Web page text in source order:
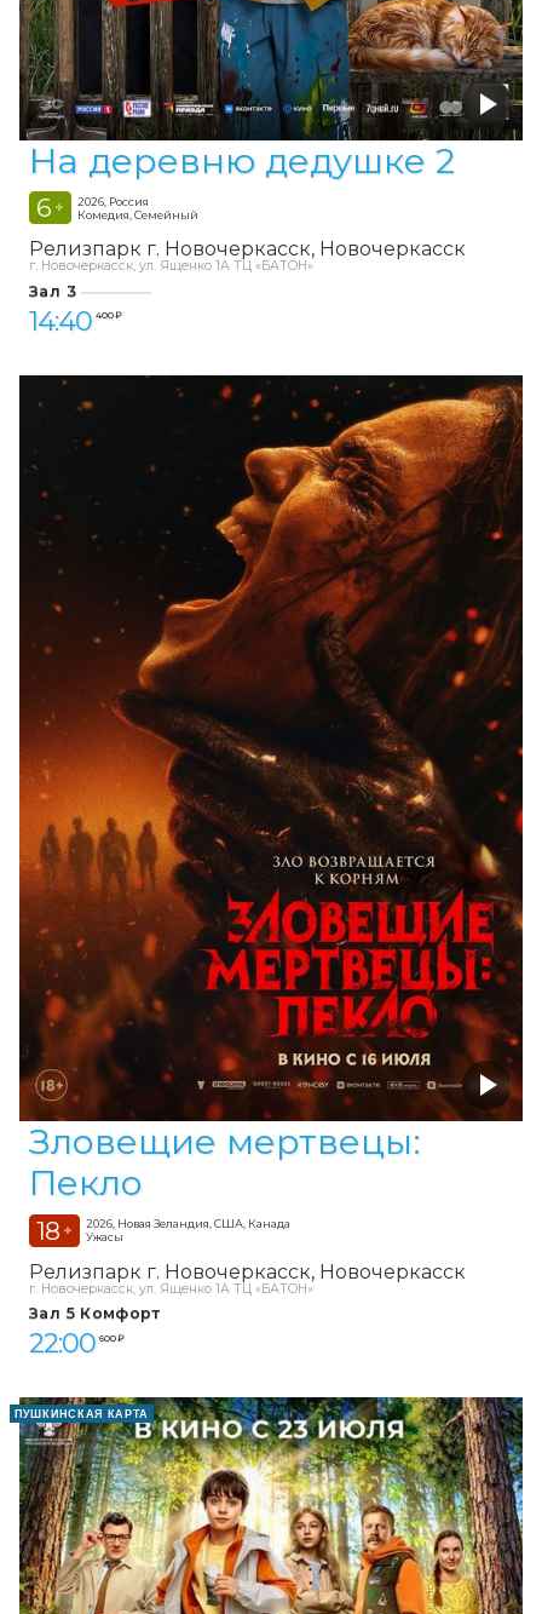
На деревню дедушке 2
6 +
2026, Россия
Комедия, Семейный
Релизпарк г. Новочеркасск Новочеркасск
г. Новочеркасск, ул. Ященко 1А ТЦ «БАТОН»
Зал 3
14:40 400 ₽
Зловещие мертвецы:
Пекло
18 +
2026, Новая Зеландия, США, Канада
Ужасы
Релизпарк г. Новочеркасск Новочеркасск
г. Новочеркасск, ул. Ященко 1А ТЦ «БАТОН»
Зал 5 Комфорт
22:00 600 ₽
ПУШКИНСКАЯ КАРТА